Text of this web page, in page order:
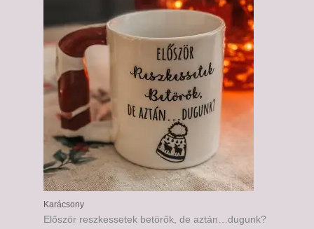
Karácsony
Először reszkessetek betörők, de aztán…dugunk?
6,500 Ft